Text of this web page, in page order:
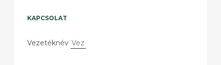
KAPCSOLAT
Vezetéknév